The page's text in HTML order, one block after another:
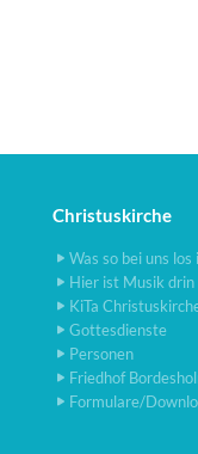
Christuskirche
Was so bei uns los
Hier ist Musik drin
KiTa
Gottesdienste
Personen
Friedhof
Formulare/